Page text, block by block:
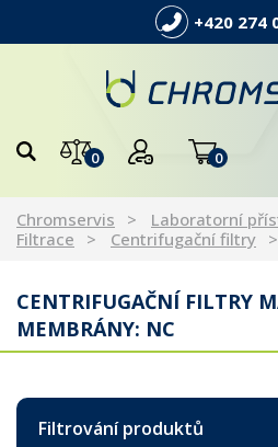
+420 274
0 0
Chromservis
Laboratorní
Filtrace
Centrifugační filtry
CENTRIFUGAČNÍ FILTRY
MEMBRÁNY: NC
Filtrování produktů